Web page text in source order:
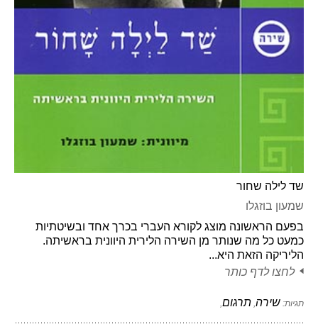
שד לילה שחור
שמעון בוזגלו
בפעם הראשונה מוצג לקורא העברי בכרך אחד ובשיטתיות
כמעט כל מה שנותר מן השירה הלירית היוונית בראשיתה.
הליריקה הזאת היא...
לחצו לדף כותר
תגיות: שירה, תרגום,